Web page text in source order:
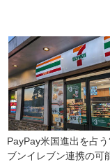
PayPay米国進出を占
ブンイレブン連携の可